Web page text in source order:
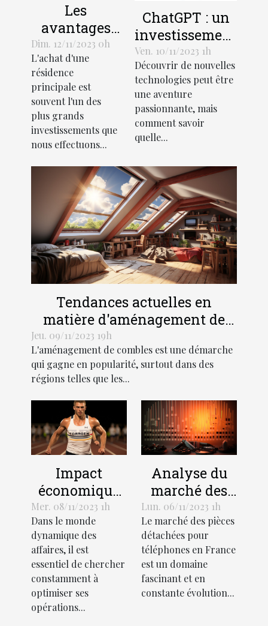
Les
avantages
économiques
de la
création
d'une SCI
pour l'achat
d'une
résidence
principale
Dim. 12/11/2023 0h
L'achat d'une
résidence
principale est
souvent l'un des
plus grands
investissements que
nous effectuons...
ChatGPT : un
investissement
rentable pour
les entreprises
Ven. 10/11/2023 1h
Découvrir de nouvelles
technologies peut être
une aventure
passionnante, mais
comment savoir
quelle...
Tendances actuelles en
matière d'aménagement de
combles dans les régions
Hauts-de-France et Grand Est
Jeu. 09/11/2023 19h
L'aménagement de combles est une démarche
qui gagne en popularité, surtout dans des
régions telles que les...
Impact
économique
de
l'optimisation
des affaires
Mer. 08/11/2023 1h
Dans le monde
dynamique des
affaires, il est
essentiel de chercher
constamment à
optimiser ses
opérations...
Analyse du
marché des
pièces
détachées
pour
téléphones en
France
Lun. 06/11/2023 1h
Le marché des pièces
détachées pour
téléphones en France
est un domaine
fascinant et en
constante évolution...